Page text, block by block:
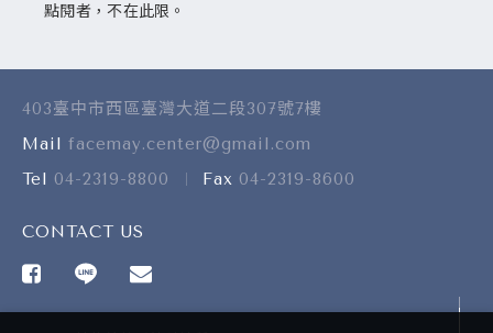
點閱者，不在此限。
403臺中市西區臺灣大道二段307號7樓
Mail facemay.center@gmail.com
Tel 04-2319-8800 Fax 04-2319-8600
CONTACT US